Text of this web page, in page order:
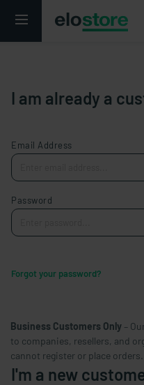
I am already a
Email Address
Password
Forgot your password?
Business Customers Only –
to companies, resellers, and
cannot register or place orders.
I'm a new